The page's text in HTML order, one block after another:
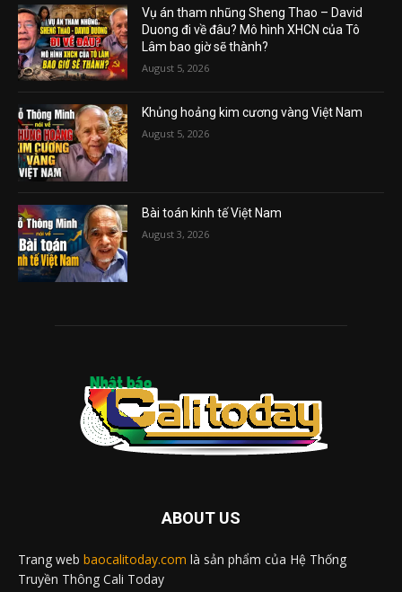
Vụ án tham nhũng Sheng Thao – David
Duong đi về đâu? Mô hình XHCN của Tô
Lâm bao giờ sẽ thành?
August 5, 2026
Khủng hoảng kim cương vàng Việt Nam
August 5, 2026
Bài toán kinh tế Việt Nam
August 3, 2026
ABOUT US
Trang web baocalitoday.com là sản phẩm của Hệ Thống
Truyền Thông Cali Today